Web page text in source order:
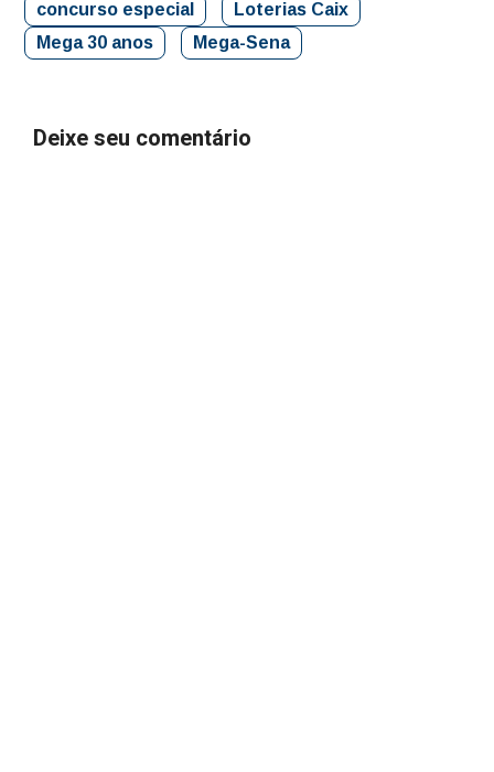
concurso especial
Loterias Caix
Mega 30 anos
Mega-Sena
Deixe seu comentário